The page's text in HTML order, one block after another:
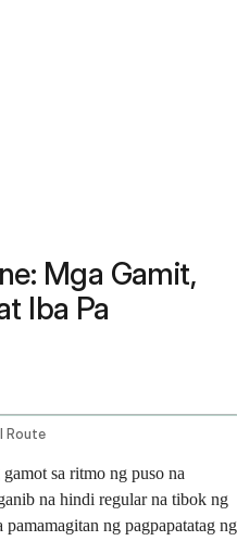
Mga Gamit,
Iba Pa
Route
sa ritmo ng puso na
na hindi regular na tibok ng
ng pagpapatatag ng